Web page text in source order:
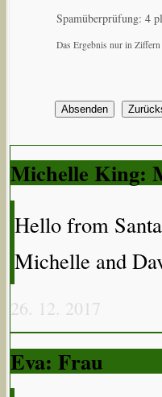
Spamüberprüfung: 4
Das Ergebnis nur in Ziffern
Michelle King:
Hello from
Michelle and
26. 12. 2017
Eva: Frau